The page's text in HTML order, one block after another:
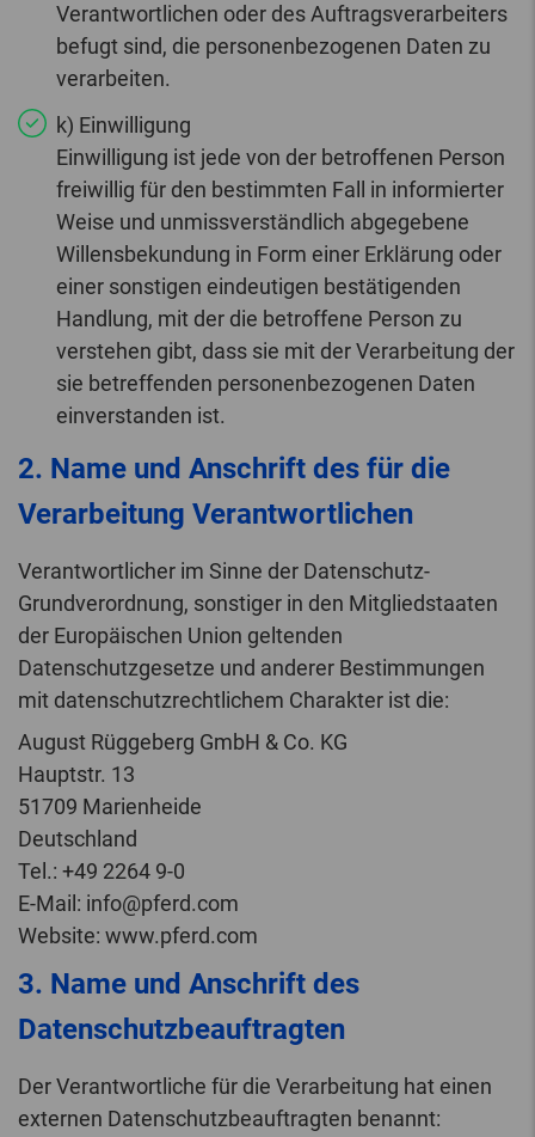
Verantwortlichen oder des Auftragsverarbeiters
befugt sind, die personenbezogenen Daten zu
verarbeiten.
k) Einwilligung
Einwilligung ist jede von der betroffenen Person
freiwillig für den bestimmten Fall in informierter
Weise und unmissverständlich abgegebene
Willensbekundung in Form einer Erklärung oder
einer sonstigen eindeutigen bestätigenden
Handlung, mit der die betroffene Person zu
verstehen gibt, dass sie mit der Verarbeitung der
sie betreffenden personenbezogenen Daten
einverstanden ist.
2. Name und Anschrift des für die
Verarbeitung Verantwortlichen
Verantwortlicher im Sinne der Datenschutz-
Grundverordnung, sonstiger in den Mitgliedstaaten
der Europäischen Union geltenden
Datenschutzgesetze und anderer Bestimmungen
mit datenschutzrechtlichem Charakter ist die:
August Rüggeberg GmbH & Co. KG
Hauptstr. 13
51709 Marienheide
Deutschland
Tel.: +49 2264 9-0
E-Mail: info@pferd.com
Website: www.pferd.com
3. Name und Anschrift des
Datenschutzbeauftragten
Der Verantwortliche für die Verarbeitung hat einen
externen Datenschutzbeauftragten benannt: